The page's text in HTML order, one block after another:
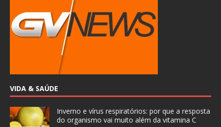
VIDA & SAÚDE
Inverno e vírus respiratórios: por que a resposta
do organismo vai muito além da vitamina C